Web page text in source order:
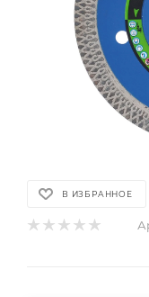
В ИЗБРАННОЕ